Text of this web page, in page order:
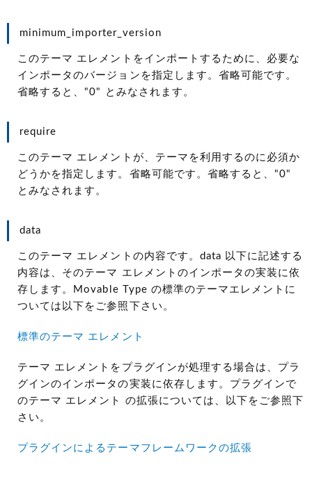
minimum_importer_version
このテーマ エレメントをインポートするために、必要な
インポータのバージョンを指定します。省略可能です。
省略すると、"0" とみなされます。
require
このテーマ エレメントが、テーマを利用するのに必須か
どうかを指定します。省略可能です。省略すると、"0"
とみなされます。
data
このテーマ エレメントの内容です。data 以下に記述する
内容は、そのテーマ エレメントのインポータの実装に依
存します。Movable Type の標準のテーマエレメントに
ついては以下をご参照下さい。
標準のテーマ エレメント
テーマ エレメントをプラグインが処理する場合は、プラ
グインのインポータの実装に依存します。プラグインで
のテーマ エレメント の拡張については、以下をご参照下
さい。
プラグインによるテーマフレームワークの拡張